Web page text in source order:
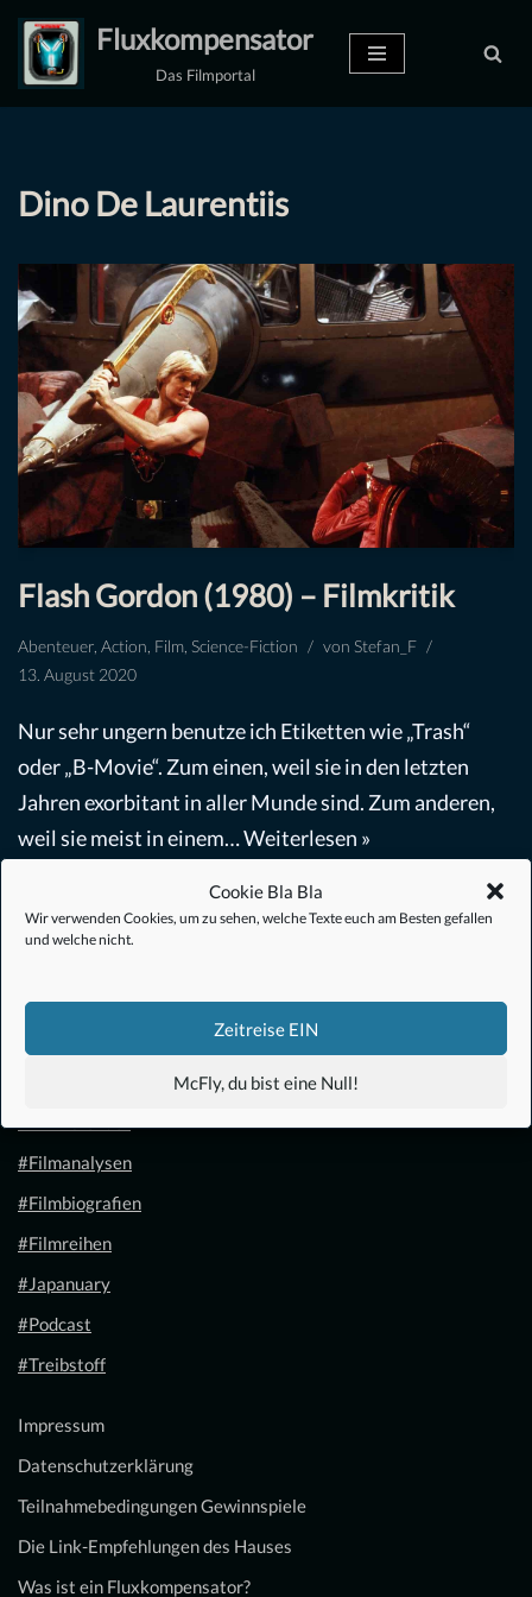
Cookie Bla Bla
Wir verwenden Cookies, um zu sehen, welche Texte euch am Besten gefallen
und welche nicht.
Zeitreise EIN
McFly, du bist eine Null!
Zum
Inhalt
Fluxkompensator
Das Filmportal
Dino De Laurentiis
Flash Gordon (1980) – Filmkritik
Abenteuer Action Film Science-Fiction von Stefan_F
13. August 2020
Nur sehr ungern benutze ich Etiketten wie „Trash“
oder „B-Movie“. Zum einen, weil sie in den letzten
Jahren exorbitant in aller Munde sind. Zum anderen,
weil sie meist in einem…Weiterlesen »
#Filmanalysen
#Filmbiografien
#Filmreihen
#Japanuary
#Podcast
#Treibstoff
Impressum
Datenschutzerklärung
Teilnahmebedingungen Gewinnspiele
Die Link-Empfehlungen des Hauses
Was ist ein Fluxkompensator?